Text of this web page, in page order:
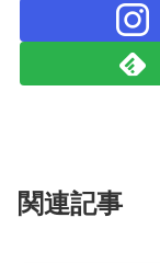
関連記事